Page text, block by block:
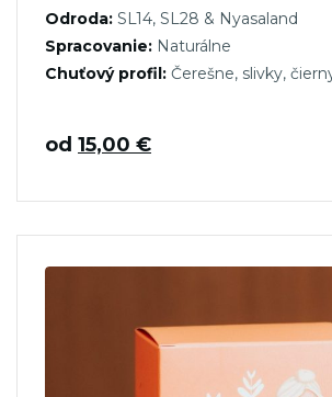
Odroda: SL14, SL28 & Nyasaland
Spracovanie: Naturálne
Chuťový profil: Čerešne, slivky,
od 15,00 €